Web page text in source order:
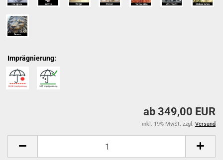
Imprägnierung:
ab 349,00 EUR
inkl. 19% MwSt. zzgl. Versand